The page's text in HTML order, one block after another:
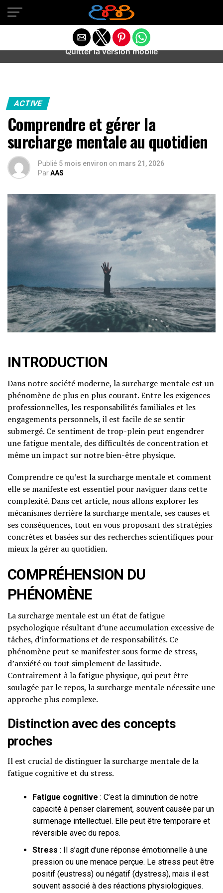
Warning
: preg_match(): Unknown modifier '/' in
/home/u589487443/domains/aideanxietestress.fr/
content/plugins/idev-post-views/includes/class-bots.php
ACTIVE
Comprendre et gérer la
surcharge mentale au quotidien
Publié 5 mois environ on mars 21, 2026
ParAAS
INTRODUCTION
Dans notre société moderne, la surcharge mentale est un
phénomène de plus en plus courant. Entre les exigences
professionnelles, les responsabilités familiales et les
engagements personnels, il est facile de se sentir
submergé. Ce sentiment de trop-plein peut engendrer
une fatigue mentale, des difficultés de concentration et
même un impact sur notre bien-être physique.
Comprendre ce qu’est la surcharge mentale et comment
elle se manifeste est essentiel pour naviguer dans cette
complexité. Dans cet article, nous allons explorer les
mécanismes derrière la surcharge mentale, ses causes et
ses conséquences, tout en vous proposant des stratégies
concrètes et basées sur des recherches scientifiques pour
mieux la gérer au quotidien.
COMPRÉHENSION DU
PHÉNOMÈNE
La surcharge mentale est un état de fatigue
psychologique résultant d’une accumulation excessive de
tâches, d’informations et de responsabilités. Ce
phénomène peut se manifester sous forme de stress,
d’anxiété ou tout simplement de lassitude.
Contrairement à la fatigue physique, qui peut être
soulagée par le repos, la surcharge mentale nécessite une
approche plus complexe.
Distinction avec des concepts
proches
Il est crucial de distinguer la surcharge mentale de la
fatigue cognitive et du stress.
Fatigue cognitive : C’est la diminution de notre
capacité à penser clairement, souvent causée par un
surmenage intellectuel. Elle peut être temporaire et
réversible avec du repos.
Stress : Il s’agit d’une réponse émotionnelle à une
pression ou une menace perçue. Le stress peut être
positif (eustress) ou négatif (dystress), mais il est
souvent associé à des réactions physiologiques.
Quitter la version mobile